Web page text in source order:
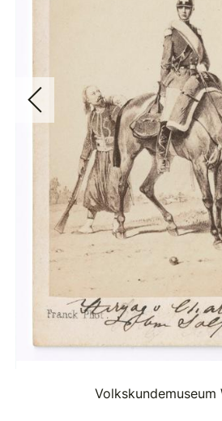
Volkskundemuseum